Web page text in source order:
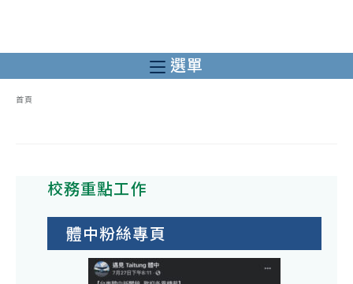
至
主
選單
首頁
校務重點工作
體中粉絲專頁